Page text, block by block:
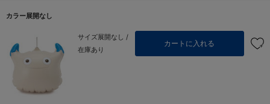
カラー展開なし
サイズ展開なし /
在庫あり
カートに入れる